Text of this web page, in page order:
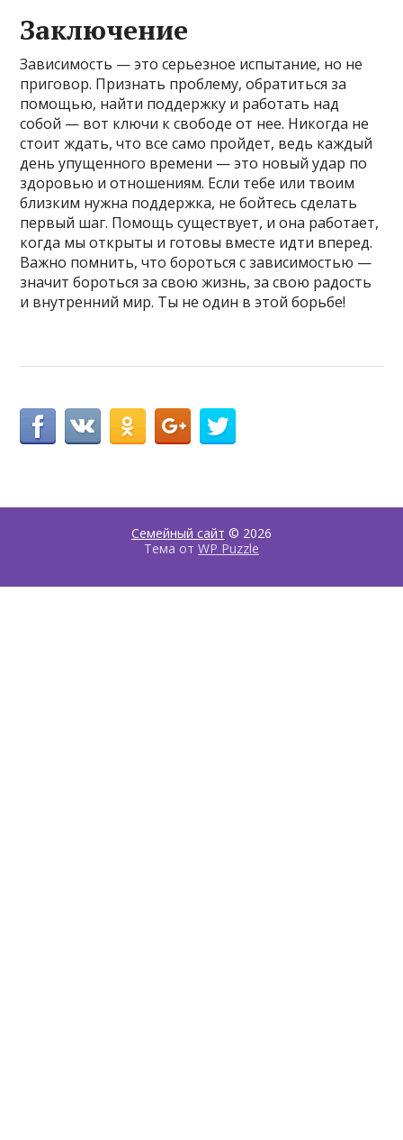
Заключение
Зависимость — это серьезное испытание, но не
приговор. Признать проблему, обратиться за
помощью, найти поддержку и работать над
собой — вот ключи к свободе от нее. Никогда не
стоит ждать, что все само пройдет, ведь каждый
день упущенного времени — это новый удар по
здоровью и отношениям. Если тебе или твоим
близким нужна поддержка, не бойтесь сделать
первый шаг. Помощь существует, и она работает,
когда мы открыты и готовы вместе идти вперед.
Важно помнить, что бороться с зависимостью —
значит бороться за свою жизнь, за свою радость
и внутренний мир. Ты не один в этой борьбе!
Семейный сайт © 2026
Тема от WP Puzzle